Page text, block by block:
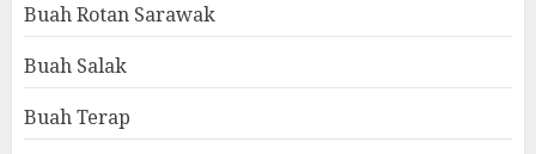
Buah Rotan Sarawak
Buah Salak
Buah Terap